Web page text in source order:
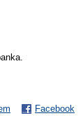
Facebook